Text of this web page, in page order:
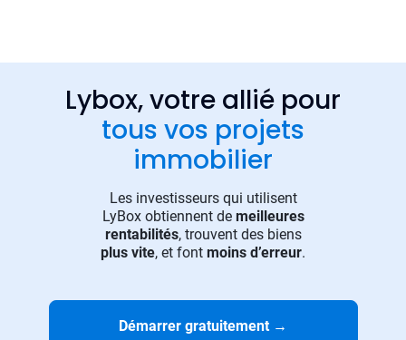
Lybox, votre allié pour
tous vos projets
immobilier
Les investisseurs qui utilisent
LyBox obtiennent de meilleures
rentabilités, trouvent des biens
plus vite, et font moins d’erreur.
Démarrer gratuitement →